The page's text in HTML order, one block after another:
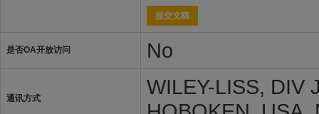
提交文稿
是否OA开放访问 No
通讯方式
WILEY-LISS, DIV